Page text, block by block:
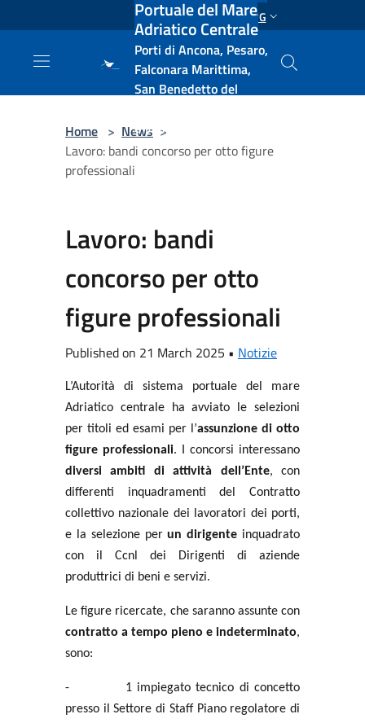
Salta al contenuto principale ENG
Portuale del Mare
Adriatico Centrale
Porti di Ancona, Pesaro,
Falconara Marittima,
San Benedetto del
e Vasto
Home > News >
Lavoro: bandi concorso per otto figure
professionali
Lavoro: bandi
concorso per otto
figure professionali
Published on 21 March 2025 • Notizie
L’Autorità di sistema portuale del mare
Adriatico centrale ha avviato le selezioni
per titoli ed esami per l’assunzione di otto
figure professionali. I concorsi interessano
diversi ambiti di attività dell’Ente, con
differenti inquadramenti del Contratto
collettivo nazionale dei lavoratori dei porti,
e la selezione perun dirigente inquadrato
con il Ccnl dei Dirigenti di aziende
produttrici di beni e servizi.
Le figure ricercate, che saranno assunte con
contratto a tempo pieno e indeterminato,
sono:
-
1 impiegato tecnico di concetto
presso il Settore di Staff Piano regolatore di